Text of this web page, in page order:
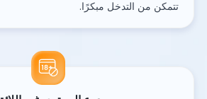
تتمكن من التدخل مبكرًا.